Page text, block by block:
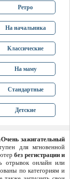
Ретро
На начальника
Классические
На маму
Стандартные
Детские
зажигательный
для мгновенной
без регистрации и
отрывок онлайн или
по категориям и